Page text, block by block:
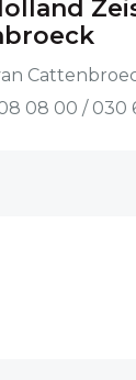
08 00 / 030